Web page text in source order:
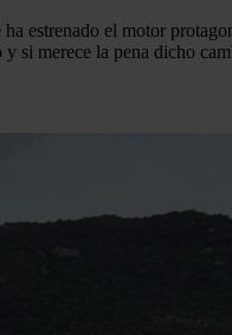
estrenado el motor
si merece la pena dicho